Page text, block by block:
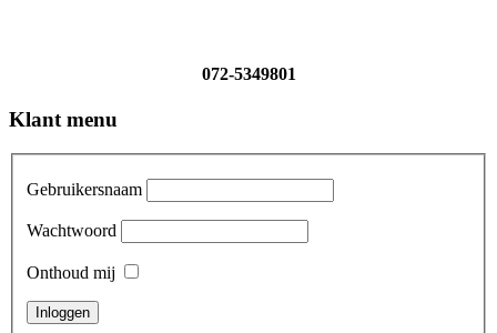
072-5349801
Klant menu
Gebruikersnaam
Wachtwoord
Onthoud mij